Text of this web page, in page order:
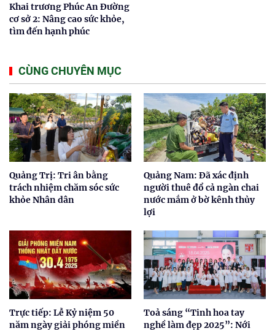
Khai trương Phúc An Đường
cơ sở 2: Nâng cao sức khỏe,
tìm đến hạnh phúc
CÙNG CHUYÊN MỤC
Quảng Trị: Tri ân bằng
trách nhiệm chăm sóc sức
khỏe Nhân dân
Quảng Nam: Đã xác định
người thuê đổ cả ngàn chai
nước mắm ở bờ kênh thủy
lợi
Trực tiếp: Lễ Kỷ niệm 50
năm ngày giải phóng miền
Toả sáng “Tinh hoa tay
nghề làm đẹp 2025”: Nới